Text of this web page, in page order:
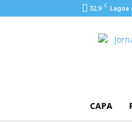
32.9 C Lagoa
CAPA